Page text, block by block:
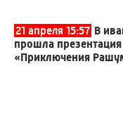
21 апреля 15:57 В
прошла
«Приключения